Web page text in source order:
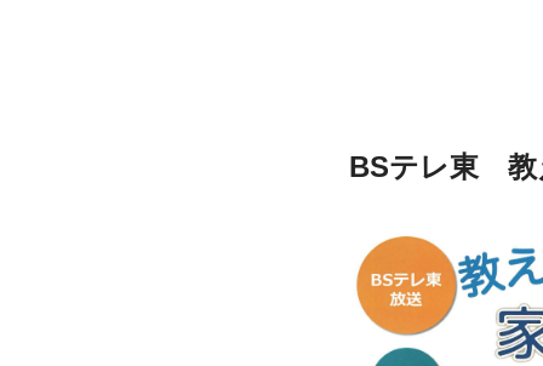
BSテレ東　